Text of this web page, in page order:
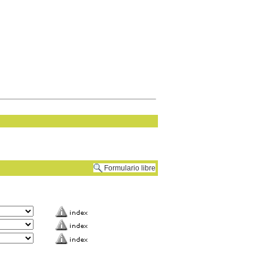
Formulario libre